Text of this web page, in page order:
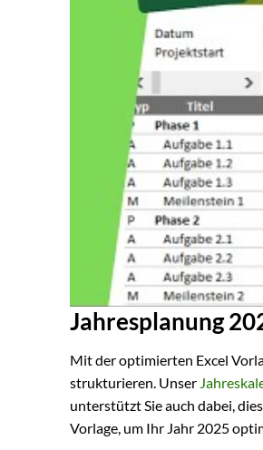
Jahresplanung
Mit der optimierten Excel
strukturieren. Unser
unterstützt Sie auch dabei,
Vorlage, um Ihr Jahr 2025